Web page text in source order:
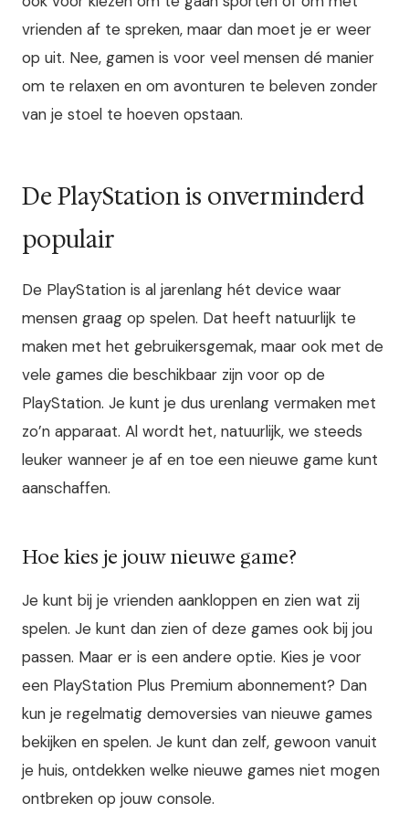
vrienden af te spreken, maar dan moet je er weer
op uit. Nee, gamen is voor veel mensen dé manier
om te relaxen en om avonturen te beleven zonder
van je stoel te hoeven opstaan.
De PlayStation is onverminderd
populair
De PlayStation is al jarenlang hét device waar
mensen graag op spelen. Dat heeft natuurlijk te
maken met het gebruikersgemak, maar ook met de
vele games die beschikbaar zijn voor op de
PlayStation. Je kunt je dus urenlang vermaken met
zo’n apparaat. Al wordt het, natuurlijk, we steeds
leuker wanneer je af en toe een nieuwe game kunt
aanschaffen.
Hoe kies je jouw nieuwe game?
Je kunt bij je vrienden aankloppen en zien wat zij
spelen. Je kunt dan zien of deze games ook bij jou
passen. Maar er is een andere optie. Kies je voor
een PlayStation Plus Premium abonnement? Dan
kun je regelmatig demoversies van nieuwe games
bekijken en spelen. Je kunt dan zelf, gewoon vanuit
je huis, ontdekken welke nieuwe games niet mogen
ontbreken op jouw console.